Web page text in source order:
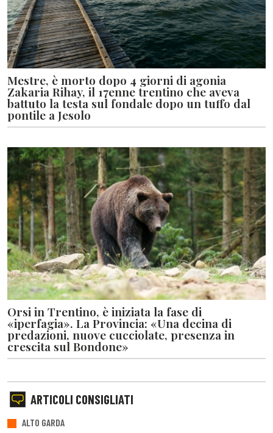
Mestre, è morto dopo 4 giorni di agonia
Zakaria Rihay, il 17enne trentino che aveva
battuto la testa sul fondale dopo un tuffo dal
pontile a Jesolo
Orsi in Trentino, è iniziata la fase di
«iperfagia». La Provincia: «Una decina di
predazioni, nuove cucciolate, presenza in
crescita sul Bondone»
ARTICOLI CONSIGLIATI
ALTO GARDA